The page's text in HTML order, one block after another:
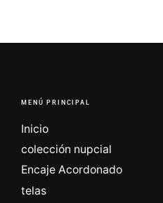
MENÚ PRINCIPAL
Inicio
colección nupcial
Encaje Acordonado
telas